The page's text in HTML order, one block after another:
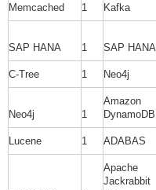
Memcached 1 Kafka
SAP HANA 1 SAP HANA
C-Tree 1 Neo4j
Neo4j 1
Amazon
DynamoDB
Lucene 1 ADABAS
Apache
Jackrabbit